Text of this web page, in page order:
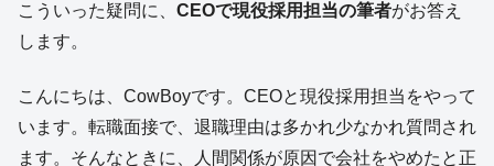
こういった疑問に、 CEOで現役採用担当の筆者がお答え
します。
こんにちは、CowBoyです。CEOと現役採用担当をやって
います。転職面接で、退職理由は多かれ少なかれ質問され
ます。そんなときに、人間関係が原因で会社をやめたと正